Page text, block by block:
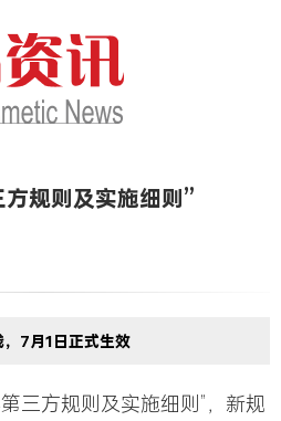
规则及实施细则”
7月1日正式生效
三方规则及实施细则”，新规